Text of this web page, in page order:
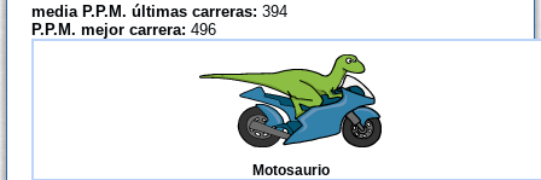
media P.P.M. últimas carreras: 394
P.P.M. mejor carrera: 496
Motosaurio